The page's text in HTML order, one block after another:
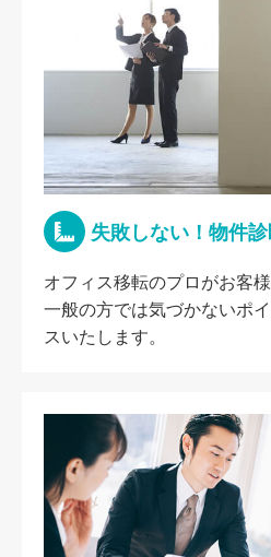
失敗しない！物件
オフィス移転のプロがお客
一般の方では気づかないポ
スいたします。